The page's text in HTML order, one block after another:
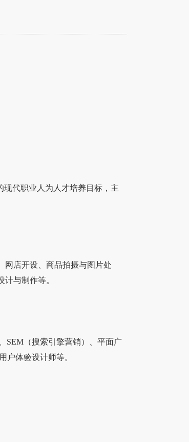
代职业人为人才培养目标，主
店开设、商品拍摄与图片处
与制作等。
（搜索引擎营销）、平面广
户体验设计师等。